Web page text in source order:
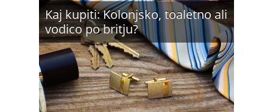
Kaj kupiti: Kolonjsko, toaletno ali
vodico po britju?